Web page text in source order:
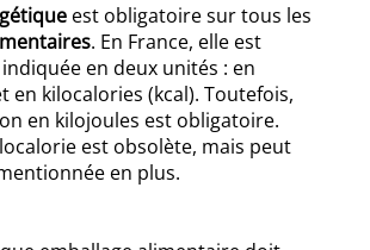
est obligatoire sur tous les
. En France, elle est
en deux unités : en
en kilocalories (kcal). Toutefois,
en kilojoules est obligatoire.
est obsolète, mais peut
en plus.